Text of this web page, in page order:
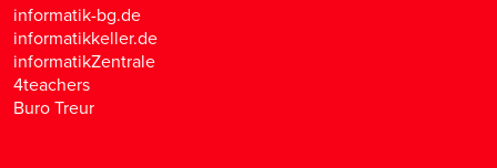
informatik-bg.de
informatikkeller.de
informatikZentrale
4teachers
Buro Treur